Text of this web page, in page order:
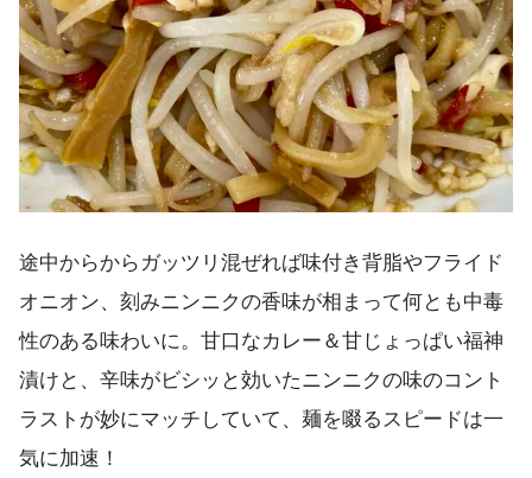
途中からからガッツリ混ぜれば味付き背脂やフライド
オニオン、刻みニンニクの香味が相まって何とも中毒
性のある味わいに。甘口なカレー＆甘じょっぱい福神
漬けと、辛味がビシッと効いたニンニクの味のコント
ラストが妙にマッチしていて、麺を啜るスピードは一
気に加速！